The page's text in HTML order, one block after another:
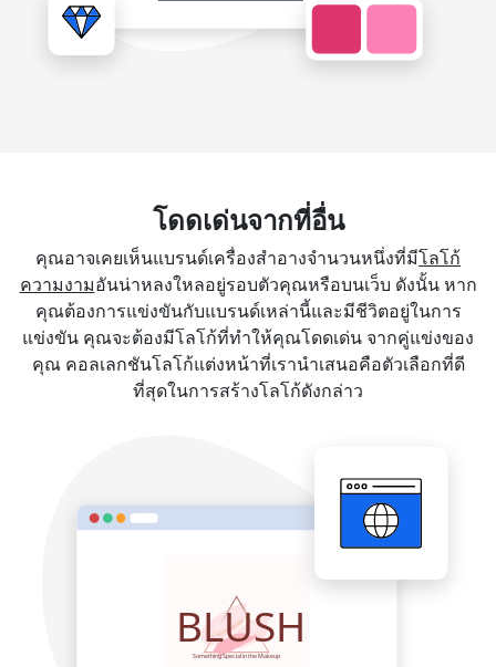
โดดเด่นจากที่อื่น
คุณอาจเคยเห็นแบรนด์เครื่องสำอางจำนวนหนึ่งที่มีโลโก้
ความงามอันน่าหลงใหลอยู่รอบตัวคุณหรือบนเว็บ ดังนั้น หาก
คุณต้องการแข่งขันกับแบรนด์เหล่านี้และมีชีวิตอยู่ในการ
แข่งขัน คุณจะต้องมีโลโก้ที่ทำให้คุณโดดเด่น จากคู่แข่งของ
คุณ คอลเลกชันโลโก้แต่งหน้าที่เรานำเสนอคือตัวเลือกที่ดี
ที่สุดในการสร้างโลโก้ดังกล่าว